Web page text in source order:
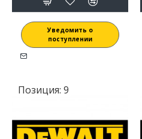
Уведомить о
поступлении
Позиция: 9